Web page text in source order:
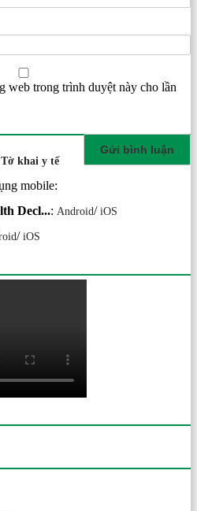
web trong trình duyệt này cho lần
Tờ khai y tế
mobile:
Decl...: Android/ iOS
/ iOS